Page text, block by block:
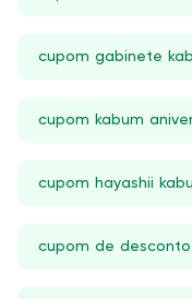
cupom gabinete
cupom kabum
cupom hayashii
cupom de